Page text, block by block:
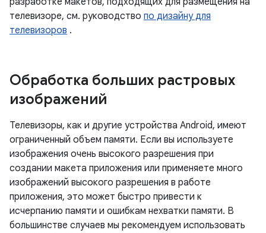
телевизоре, см. руководство по дизайну для
телевизоров .
Обработка больших растровых
изображений
Телевизоры, как и другие устройства Android, имеют
ограниченный объем памяти. Если вы используете
изображения очень высокого разрешения при
создании макета приложения или применяете много
изображений высокого разрешения в работе
приложения, это может быстро привести к
исчерпанию памяти и ошибкам нехватки памяти. В
большинстве случаев мы рекомендуем использовать